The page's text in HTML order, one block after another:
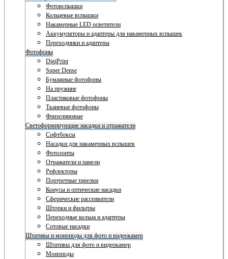
Фотовспышки
Кольцевые вспышки
Накамерные LED осветители
Аккумуляторы и адаптеры для накамерных вспышек
Переходники и адаптеры
Фотофоны
DigiPrint
Super Dense
Бумажные фотофоны
На пружине
Пластиковые фотофоны
Тканевые фотофоны
Флизелиновые
Светоформирующие насадки и отражатели
Софтбоксы
Насадки для накамерных вспышек
Фотозонты
Отражатели и панели
Рефлекторы
Портретные тарелки
Конусы и оптические насадки
Сферические рассеиватели
Шторки и фильтры
Переходные кольца и адаптеры
Сотовые насадки
Штативы и моноподы для фото и видеокамер
Штативы для фото и видеокамер
Моноподы